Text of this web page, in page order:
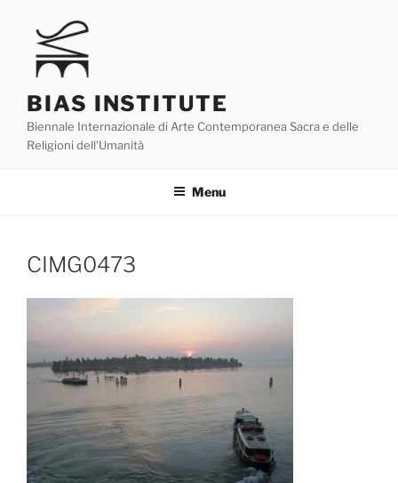
content
BIAS INSTITUTE
Biennale Internazionale di Arte Contemporanea Sacra e delle
Religioni dell'Umanità
Menu
CIMG0473